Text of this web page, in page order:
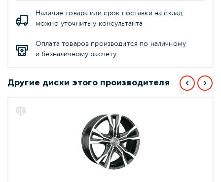
Наличие товара или срок поставки на склад
можно уточнить у консультанта
Оплата товаров производится по наличному
и безналичному расчету
Другие диски этого производителя